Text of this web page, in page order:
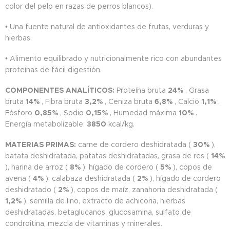
color del pelo en razas de perros blancos).
• Una fuente natural de antioxidantes de frutas, verduras y
hierbas.
• Alimento equilibrado y nutricionalmente rico con abundantes
proteínas de fácil digestión.
COMPONENTES ANALÍTICOS: Proteína bruta 24% , Grasa
bruta 14% , Fibra bruta 3,2% , Ceniza bruta 6,8% , Calcio 1,1% ,
Fósforo 0,85% , Sodio 0,15% , Humedad máxima 10% .
Energía metabolizable: 3850 kcal/kg.
MATERIAS PRIMAS: carne de cordero deshidratada ( 30% ),
batata deshidratada, patatas deshidratadas, grasa de res ( 14%
), harina de arroz ( 8% ), hígado de cordero ( 5% ), copos de
avena ( 4% ), calabaza deshidratada ( 2% ), hígado de cordero
deshidratado ( 2% ), copos de maíz, zanahoria deshidratada (
1,2% ), semilla de lino, extracto de achicoria, hierbas
deshidratadas, betaglucanos, glucosamina, sulfato de
condroitina, mezcla de vitaminas y minerales.